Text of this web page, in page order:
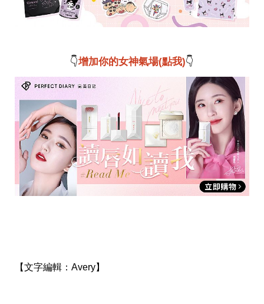
👇增加你的女神氣場(點我)👇
【文字編輯： Avery】